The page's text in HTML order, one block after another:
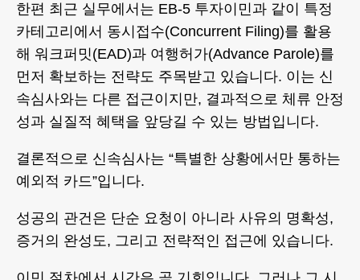
한편 최근 실무에서는 EB-5 투자이민과 같이 특정
카테고리에서 동시접수(Concurrent Filing)를 활용
해 워크퍼밋(EAD)과 여행허가(Advance Parole)를
먼저 확보하는 전략도 주목받고 있습니다. 이는 신
속심사와는 다른 접근이지만, 결과적으로 체류 안정
성과 실질적 혜택을 앞당길 수 있는 방법입니다.
결론적으로 신속심사는 “특별한 상황에서만 통하는
예외적 카드”입니다.
성공의 관건은 단순 요청이 아니라 사유의 명확성,
증거의 완성도, 그리고 전략적인 접근에 있습니다.